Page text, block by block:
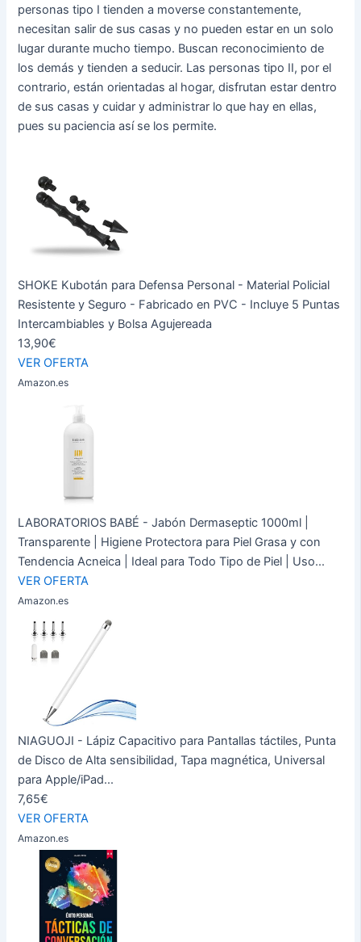
personas tipo I tienden a moverse constantemente,
necesitan salir de sus casas y no pueden estar en un solo
lugar durante mucho tiempo. Buscan reconocimiento de
los demás y tienden a seducir. Las personas tipo II, por el
contrario, están orientadas al hogar, disfrutan estar dentro
de sus casas y cuidar y administrar lo que hay en ellas,
pues su paciencia así se los permite.
SHOKE Kubotán para Defensa Personal - Material Policial
Resistente y Seguro - Fabricado en PVC - Incluye 5 Puntas
Intercambiables y Bolsa Agujereada
13,90€
VER OFERTA
Amazon.es
LABORATORIOS BABÉ - Jabón Dermaseptic 1000ml |
Transparente | Higiene Protectora para Piel Grasa y con
Tendencia Acneica | Ideal para Todo Tipo de Piel | Uso...
VER OFERTA
Amazon.es
NIAGUOJI - Lápiz Capacitivo para Pantallas táctiles, Punta
de Disco de Alta sensibilidad, Tapa magnética, Universal
para Apple/iPad...
7,65€
VER OFERTA
Amazon.es